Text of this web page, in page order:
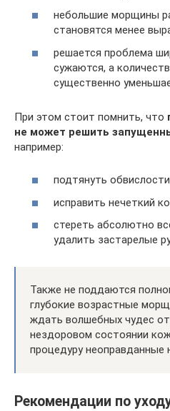
небольшие морщины
становятся менее
решается проблема
сужаются, а
существенно
При этом стоит помнить, что
не может решить
например:
подтянуть
исправить нечеткий
стереть абсолютно
удалить застарелые
Также не поддаются
глубокие возрастные
ждать волшебных чудес от
нездоровом состоянии
процедуру
Рекомендации по